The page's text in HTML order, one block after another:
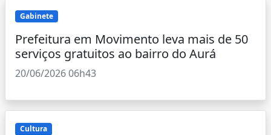
Gabinete
Prefeitura em Movimento leva mais de 50
serviços gratuitos ao bairro do Aurá
20/06/2026 06h43
Cultura